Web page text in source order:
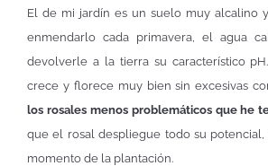
El de mi jardín es un suelo muy alcalino
enmendarlo cada primavera, el agua
devolverle a la tierra su característico
crece y florece muy bien sin excesivas
los rosales menos problemáticos que he
que el rosal despliegue todo su potencial,
momento de la plantación.